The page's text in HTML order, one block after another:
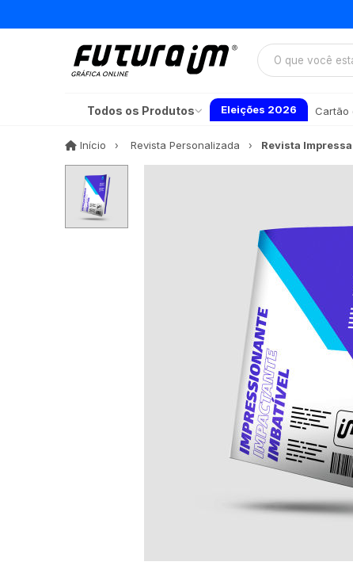
Todos os Produtos Eleições 2026 Cartão
Início InícioRevista Personalizada Revista Impressa